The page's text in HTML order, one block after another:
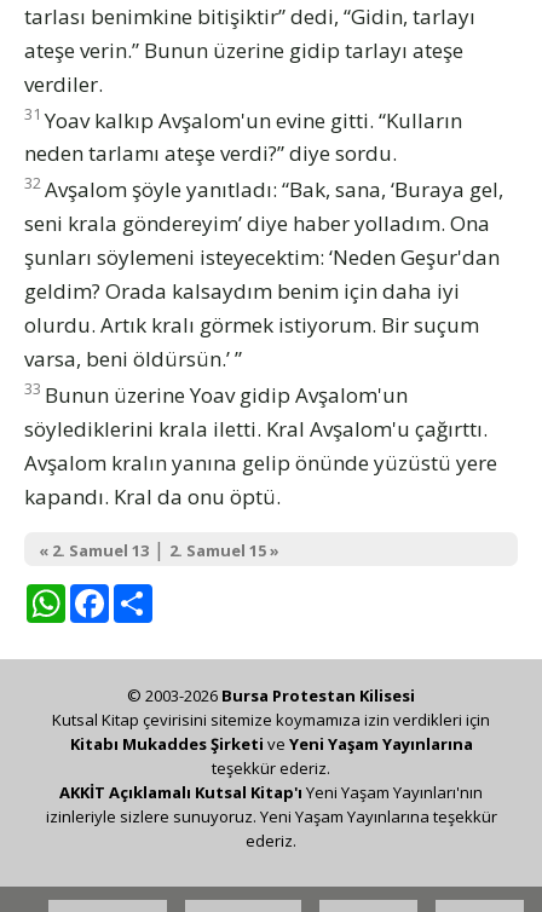
tarlası benimkine bitişiktir” dedi, “Gidin, tarlayı
ateşe verin.” Bunun üzerine gidip tarlayı ateşe
verdiler.
31 Yoav kalkıp Avşalom'un evine gitti. “Kulların
neden tarlamı ateşe verdi?” diye sordu.
32Avşalom şöyle yanıtladı: “Bak, sana, ‘Buraya gel,
seni krala göndereyim’ diye haber yolladım. Ona
şunları söylemeni isteyecektim: ‘Neden Geşur'dan
geldim? Orada kalsaydım benim için daha iyi
olurdu. Artık kralı görmek istiyorum. Bir suçum
varsa, beni öldürsün.’ ”
33 Bunun üzerine Yoav gidip Avşalom'un
söylediklerini krala iletti. Kral Avşalom'u çağırttı.
Avşalom kralın yanına gelip önünde yüzüstü yere
kapandı. Kral da onu öptü.
« 2. Samuel 13 | 2. Samuel 15 »
WhatsAppFacebook
© 2003-2026 Bursa Protestan Kilisesi
Kutsal Kitap çevirisini sitemize koymamıza izin verdikleri için
Kitabı Mukaddes Şirketi ve Yeni Yaşam Yayınlarına
teşekkür ederiz.
AKKİT Açıklamalı Kutsal Kitap'ı Yeni Yaşam Yayınları'nın
izinleriyle sizlere sunuyoruz. Yeni Yaşam Yayınlarına teşekkür
ederiz.